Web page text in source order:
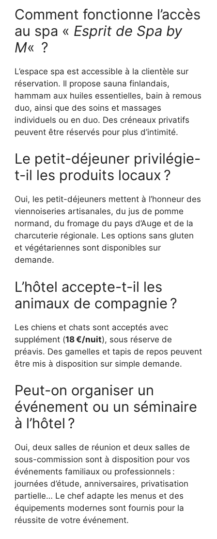
Comment fonctionne l’accès
au spa « Esprit de Spa by
M« ?
L’espace spa est accessible à la clientèle sur
réservation. Il propose sauna finlandais,
hammam aux huiles essentielles, bain à remous
duo, ainsi que des soins et massages
individuels ou en duo. Des créneaux privatifs
peuvent être réservés pour plus d’intimité.
Le petit-déjeuner privilégie-
t-il les produits locaux ?
Oui, les petit-déjeuners mettent à l’honneur des
viennoiseries artisanales, du jus de pomme
normand, du fromage du pays d’Auge et de la
charcuterie régionale. Les options sans gluten
et végétariennes sont disponibles sur
demande.
L’hôtel accepte-t-il les
animaux de compagnie ?
Les chiens et chats sont acceptés avec
supplément (18 €/nuit), sous réserve de
préavis. Des gamelles et tapis de repos peuvent
être mis à disposition sur simple demande.
Peut-on organiser un
événement ou un séminaire
à l’hôtel ?
Oui, deux salles de réunion et deux salles de
sous-commission sont à disposition pour vos
événements familiaux ou professionnels :
journées d’étude, anniversaires, privatisation
partielle… Le chef adapte les menus et des
équipements modernes sont fournis pour la
réussite de votre événement.